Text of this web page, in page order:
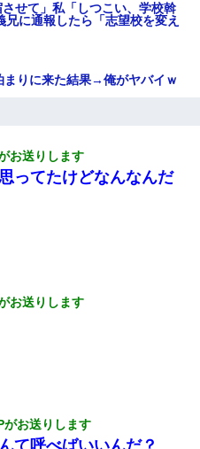
せて」私「しつこい、学校斡
に通報したら「志望校を変え
まりに来た結果→俺がヤバイｗ
が本来の妻。許可なく結婚す
婚届を記入して持って来い」
？」嫁「臭いんだよ！キモオ
お送りします
ってたけどなんなんだ
お送りします
がお送りします
て呼べばいいんだ？